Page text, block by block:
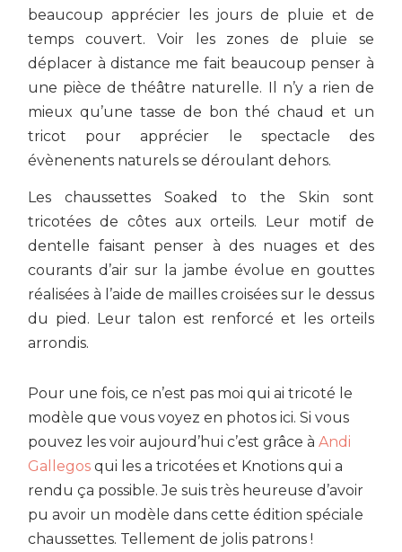
beaucoup apprécier les jours de pluie et de
temps couvert. Voir les zones de pluie se
déplacer à distance me fait beaucoup penser à
une pièce de théâtre naturelle. Il n’y a rien de
mieux qu’une tasse de bon thé chaud et un
tricot pour apprécier le spectacle des
évènenents naturels se déroulant dehors.
Les chaussettes Soaked to the Skin sont
tricotées de côtes aux orteils. Leur motif de
dentelle faisant penser à des nuages et des
courants d’air sur la jambe évolue en gouttes
réalisées à l’aide de mailles croisées sur le dessus
du pied. Leur talon est renforcé et les orteils
arrondis.
Pour une fois, ce n’est pas moi qui ai tricoté le
modèle que vous voyez en photos ici. Si vous
pouvez les voir aujourd’hui c’est grâce àAndi
Gallegos qui les a tricotées et Knotions qui a
rendu ça possible. Je suis très heureuse d’avoir
pu avoir un modèle dans cette édition spéciale
chaussettes. Tellement de jolis patrons !